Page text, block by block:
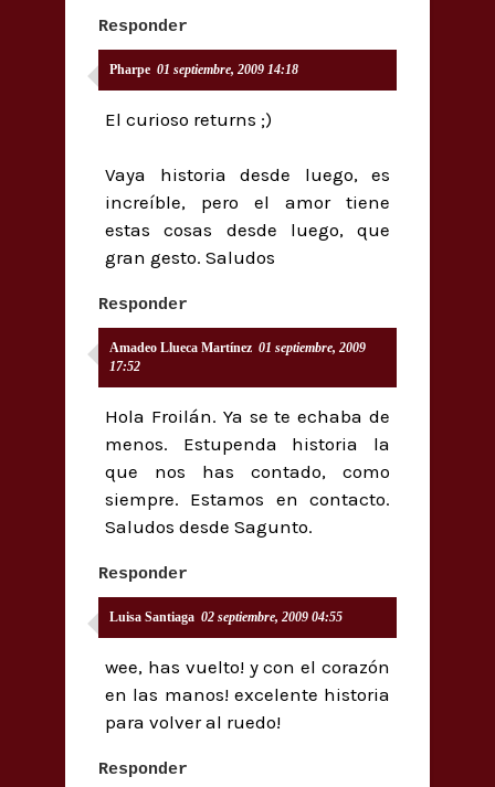
Responder
Pharpe 01 septiembre, 2009 14:18
El curioso returns ;)
Vaya historia desde luego, es
increíble, pero el amor tiene
estas cosas desde luego, que
gran gesto. Saludos
Responder
Amadeo Llueca Martínez 01 septiembre, 2009
17:52
Hola Froilán. Ya se te echaba de
menos. Estupenda historia la
que nos has contado, como
siempre. Estamos en contacto.
Saludos desde Sagunto.
Responder
Luisa Santiaga 02 septiembre, 2009 04:55
wee, has vuelto! y con el corazón
en las manos! excelente historia
para volver al ruedo!
Responder